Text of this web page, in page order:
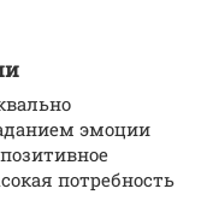
эмоции
потребность